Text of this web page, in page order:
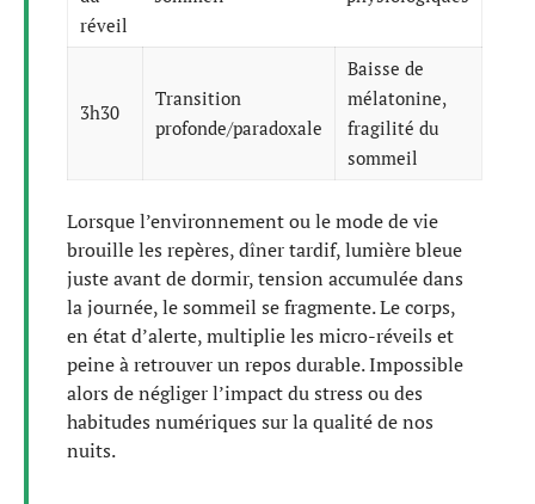
réveil
3h30
Transition
profonde/paradoxale
Baisse de
mélatonine,
fragilité du
sommeil
Lorsque l’environnement ou le mode de vie
brouille les repères, dîner tardif, lumière bleue
juste avant de dormir, tension accumulée dans
la journée, le sommeil se fragmente. Le corps,
en état d’alerte, multiplie les micro-réveils et
peine à retrouver un repos durable. Impossible
alors de négliger l’impact du stress ou des
habitudes numériques sur la qualité de nos
nuits.